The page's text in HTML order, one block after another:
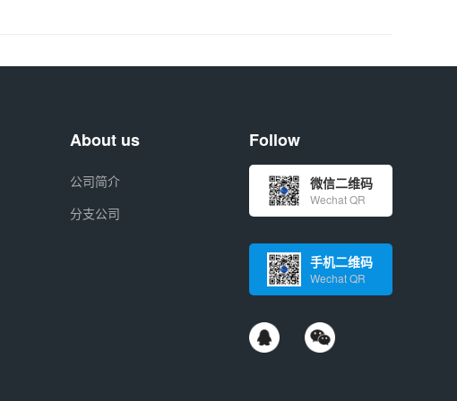
About us
公司简介
分支公司
Follow
微信二维码
Wechat QR
手机二维码
Wechat QR